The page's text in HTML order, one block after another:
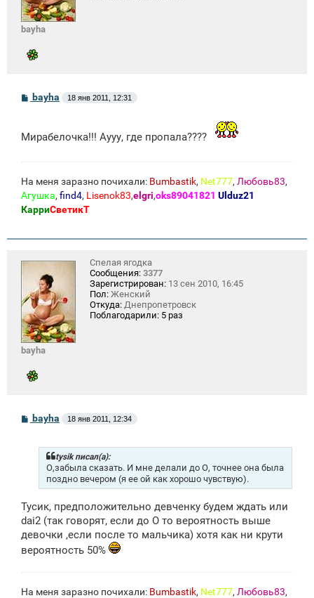
bayha
С
о
щ
bayha 18 янв 2011, 12:31
Мирабелочка!!! Аууу, где пропала????
На меня заразно почихали: Bumbastik, Net777, Любовь83,
Агушка, find4, Lisenok83,elgri,oks89041821 Ulduz21
КарриСветикТ
bayha
Спелая ягодка
Сообщения: 3377
Зарегистрирован: 13 сен 2010, 16:45
Пол: Женский
Откуда: Днепропетровск
Поблагодарили: 5 раз
С
о
bayha 18 янв 2011, 12:34
tysik писал(а):
О,забыла сказать. И мне делали до О, точнее она была
поздно вечером (я ее ой как хорошо чувствую).
Тусик, предположительно девченку будем ждать или
dai2 (так говорят, если до О то вероятность выше
девочки ,если после то мальчика) хотя как ни крути
вероятность 50%
На меня заразно почихали: Bumbastik, Net777, Любовь83,